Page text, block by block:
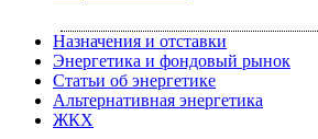
Назначения и отставки
Энергетика и фондовый рынок
Статьи об энергетике
Альтернативная энергетика
ЖКХ